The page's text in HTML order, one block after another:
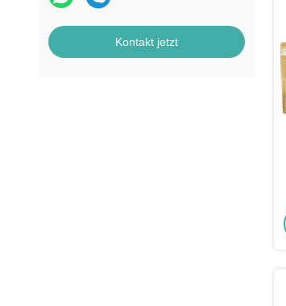
Kontakt jetzt